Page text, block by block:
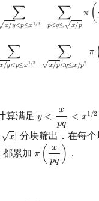
∑
𝑥/𝑦<𝑝≤𝑥1/3
∑
𝑝<𝑞≤√𝑥/𝑝
𝜋 (
<p≤x <q≤ π(
∑
𝑥/𝑦<𝑝≤𝑥1/3
∑
√𝑥/𝑝<𝑞≤𝑥/𝑝2
𝜋 (
p≤x p<q≤
算满足 𝑦 < 𝑥
𝑝𝑞 < 𝑥1/2
y <x pq< x1/ 2
√
𝑥]
x]
分块筛出．在每
都累加 𝜋 ( 𝑥
𝑝𝑞 )
π x pq) ．